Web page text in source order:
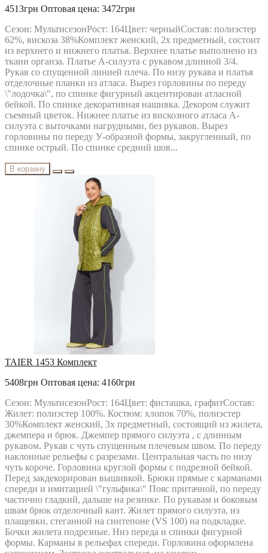
4513грн Оптовая цена: 3472грн
Сезон: МультисезонРост: 164Цвет: черныйСостав: полиэстер
62%, вискоза 38%Комплект женский, 2х предметный, состоит
из верхнего и нижнего платья. Верхнее платье выполнено из
ткани органза. Платье А-силуэта с рукавом длинной 3/4.
Рукав со спущенной линией плеча. По низу рукава и платья
отделочные планки из атласа. Вырез горловины по переду
\"лодочка\", по спинке фигурный акцентирован атласной
бейкой. По спинке декоративная нашивка. Декором служит
съемный цветок. Нижнее платье из вискозного атласа А-
силуэта с выточками нагрудными, без рукавов. Вырез
горловины по переду У-образной формы, закругленный, по
спинке острый. По спинке средний шов...
В корзину
TAIER 1453 Комплект
5408грн Оптовая цена: 4160грн
Сезон: МультисезонРост: 164Цвет: фисташка, графитСостав:
Жилет: полиэстер 100%. Костюм: хлопок 70%, полиэстер
30%Комплект женский, 3х предметный, состоящий из жилета,
джемпера и брюк. Джемпер прямого силуэта , с длинным
рукавом. Рукав с чуть спущенным плечевым швом. По переду
наклонные рельефы с разрезами. Центральная часть по низу
чуть короче. Горловина круглой формы с подрезной бейкой.
Перед закдекорирован вышивкой. Брюки прямые с карманами
спереди и имитацией \"гульфика\" Пояс притачной, по переду
частично гладкий, дальше на резинке. По рукавам и боковым
швам брюк отделочный кант. Жилет прямого силуэта, из
плащевки, стеганной на синтепоне (VS 100) на подкладке.
Бочки жилета подрезные. Низ переда и спинки фигурной
формы. Карманы в рельефах спереди. Горловина оформлена